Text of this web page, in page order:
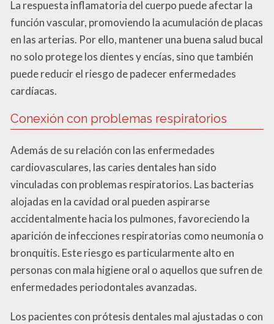
La respuesta inflamatoria del cuerpo puede afectar la
función vascular, promoviendo la acumulación de placas
en las arterias. Por ello, mantener una buena salud bucal
no solo protege los dientes y encías, sino que también
puede reducir el riesgo de padecer enfermedades
cardíacas.
Conexión con problemas respiratorios
Además de su relación con las enfermedades
cardiovasculares, las caries dentales han sido
vinculadas con problemas respiratorios. Las bacterias
alojadas en la cavidad oral pueden aspirarse
accidentalmente hacia los pulmones, favoreciendo la
aparición de infecciones respiratorias como neumonía o
bronquitis. Este riesgo es particularmente alto en
personas con mala higiene oral o aquellos que sufren de
enfermedades periodontales avanzadas.
Los pacientes con prótesis dentales mal ajustadas o con